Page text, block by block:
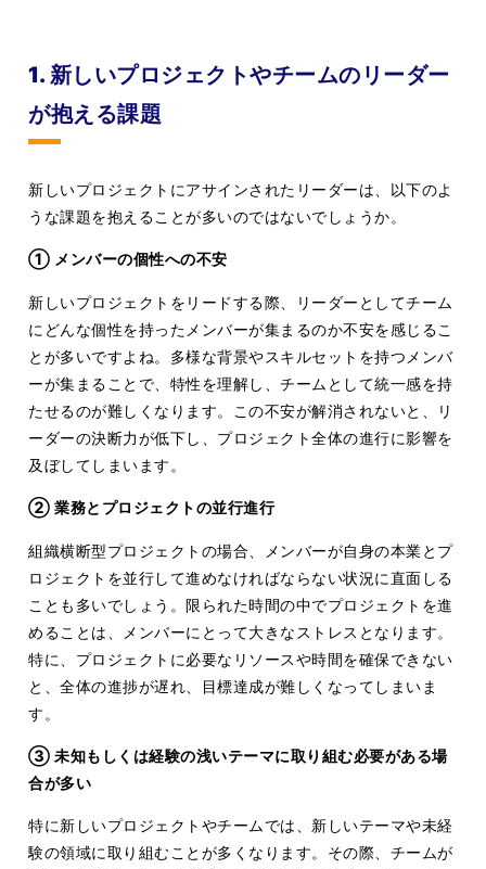
1. 新しいプロジェクトやチームのリーダー
が抱える課題
新しいプロジェクトにアサインされたリーダーは、以下のよ
うな課題を抱えることが多いのではないでしょうか。
① メンバーの個性への不安
新しいプロジェクトをリードする際、リーダーとしてチーム
にどんな個性を持ったメンバーが集まるのか不安を感じるこ
とが多いですよね。多様な背景やスキルセットを持つメンバ
ーが集まることで、特性を理解し、チームとして統一感を持
たせるのが難しくなります。この不安が解消されないと、リ
ーダーの決断力が低下し、プロジェクト全体の進行に影響を
及ぼしてしまいます。
② 業務とプロジェクトの並行進行
組織横断型プロジェクトの場合、メンバーが自身の本業とプ
ロジェクトを並行して進めなければならない状況に直面しる
ことも多いでしょう。限られた時間の中でプロジェクトを進
めることは、メンバーにとって大きなストレスとなります。
特に、プロジェクトに必要なリソースや時間を確保できない
と、全体の進捗が遅れ、目標達成が難しくなってしまいま
す。
③ 未知もしくは経験の浅いテーマに取り組む必要がある場
合が多い
特に新しいプロジェクトやチームでは、新しいテーマや未経
験の領域に取り組むことが多くなります。その際、チームが